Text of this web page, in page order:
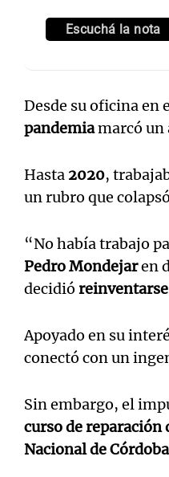
Escuchá la nota
Desde su oficina en
pandemiamarcó un
Hasta 2020,
un rubro que
“No había trabajo
Pedro Mondejaren
decidió reinventarse
Apoyado en su
conectó con un
Sin embargo, el
curso de reparación
Nacional de
Notas
Editorial